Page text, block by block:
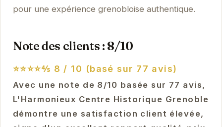
pour une expérience grenobloise authentique.
Note des clients : 8/10
⭐⭐⭐⭐⅘ 8 / 10 (basé sur 77 avis)
Avec une note de 8/10 basée sur 77 avis,
L'Harmonieux Centre Historique Grenoble
démontre une satisfaction client élevée,